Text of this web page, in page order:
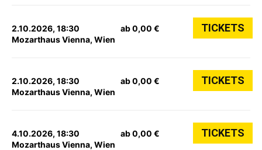
2.10.2026, 18:30
Mozarthaus Vienna, Wien
ab 0,00 € TICKETS
2.10.2026, 18:30
Mozarthaus Vienna, Wien
ab 0,00 € TICKETS
4.10.2026, 18:30
Mozarthaus Vienna, Wien
ab 0,00 € TICKETS